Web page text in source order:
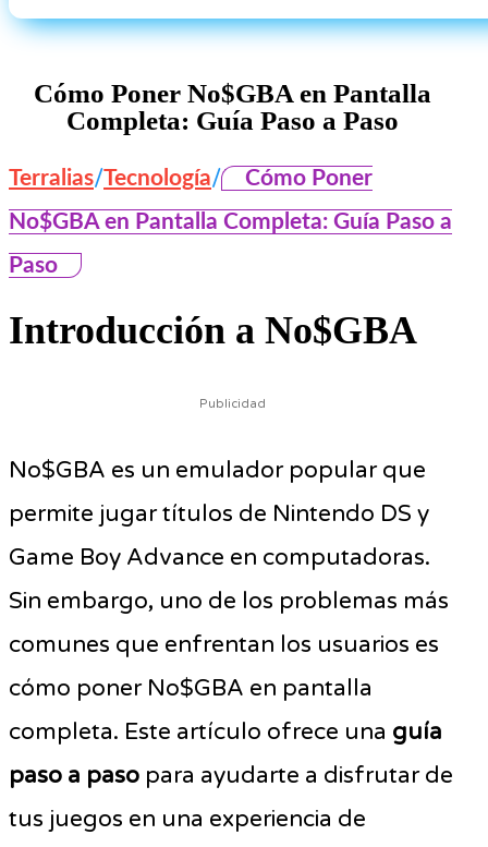
Cómo Poner No$GBA en Pantalla
Completa: Guía Paso a Paso
Terralias/Tecnología/
Cómo Poner
No$GBA en Pantalla Completa: Guía Paso a
Paso
Introducción a No$GBA
Publicidad
No$GBA es un emulador popular que
permite jugar títulos de Nintendo DS y
Game Boy Advance en computadoras.
Sin embargo, uno de los problemas más
comunes que enfrentan los usuarios es
cómo poner No$GBA en pantalla
completa. Este artículo ofrece una guía
paso a paso para ayudarte a disfrutar de
tus juegos en una experiencia de